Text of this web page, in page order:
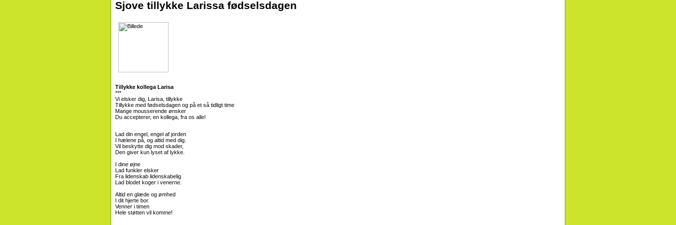
Sjove tillykke Larissa fødselsdagen
Tillykke kollega Larisa
***
Vi elsker dig, Larisa, tillykke
Tillykke med fødselsdagen og på et så tidligt time
Mange mousserende ønsker
Du accepterer, en kollega, fra os alle!
Lad din engel, engel af jorden
I hælene på, og altid med dig.
Vil beskytte dig mod skader,
Den giver kun lyset af lykke.
I dine øjne
Lad funkler elsker
Fra lidenskab lidenskabelig
Lad blodet koger i venerne.
Altid en glæde og ømhed
I dit hjerte bor.
Venner i timen
Hele støtten vil komme!